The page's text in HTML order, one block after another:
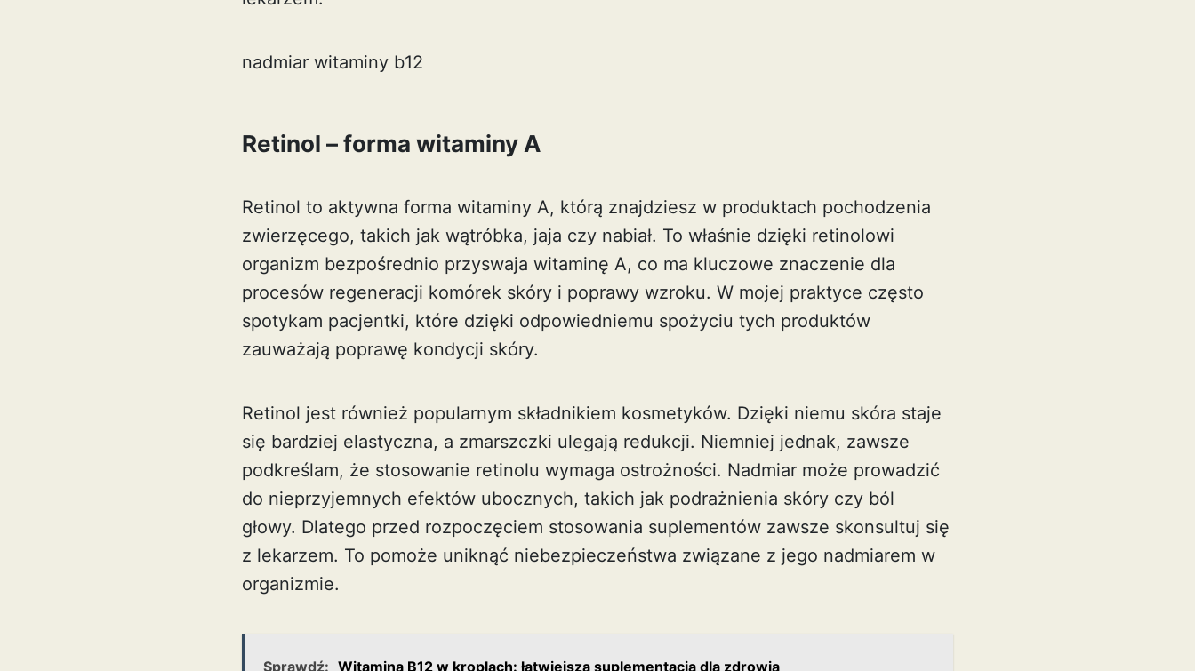
nadmiar witaminy b12
Retinol – forma witaminy A
Retinol to aktywna forma witaminy A, którą znajdziesz w produktach pochodzenia
zwierzęcego, takich jak wątróbka, jaja czy nabiał. To właśnie dzięki retinolowi
organizm bezpośrednio przyswaja witaminę A, co ma kluczowe znaczenie dla
procesów regeneracji komórek skóry i poprawy wzroku. W mojej praktyce często
spotykam pacjentki, które dzięki odpowiedniemu spożyciu tych produktów
zauważają poprawę kondycji skóry.
Retinol jest również popularnym składnikiem kosmetyków. Dzięki niemu skóra staje
się bardziej elastyczna, a zmarszczki ulegają redukcji. Niemniej jednak, zawsze
podkreślam, że stosowanie retinolu wymaga ostrożności. Nadmiar może prowadzić
do nieprzyjemnych efektów ubocznych, takich jak podrażnienia skóry czy ból
głowy. Dlatego przed rozpoczęciem stosowania suplementów zawsze skonsultuj się
z lekarzem. To pomoże uniknąć niebezpieczeństwa związane z jego nadmiarem w
organizmie.
Sprawdź: Witamina B12 w kroplach: łatwiejsza suplementacja dla zdrowia